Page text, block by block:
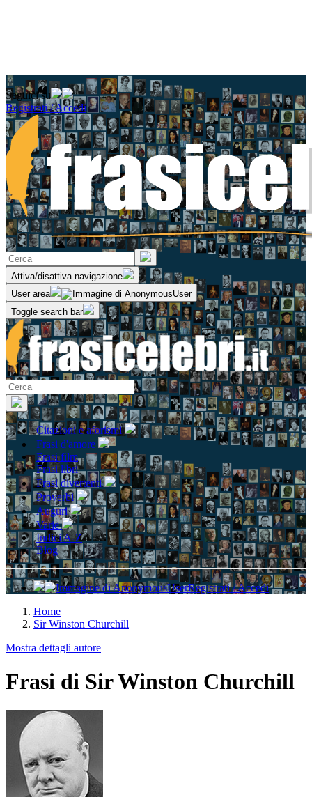
Seguici su
Registrati / Accedi
Attiva/disattiva navigazione
User area
Toggle search bar
Citazioni e aforismi
Frasi d'amore
Frasi film
Frasi libri
Frasi divertenti
Proverbi
Auguri
Varie
Indici A-Z
Blog
Registrati / Accedi
Home
Sir Winston Churchill
Mostra dettagli autore
Frasi di Sir Winston Churchill